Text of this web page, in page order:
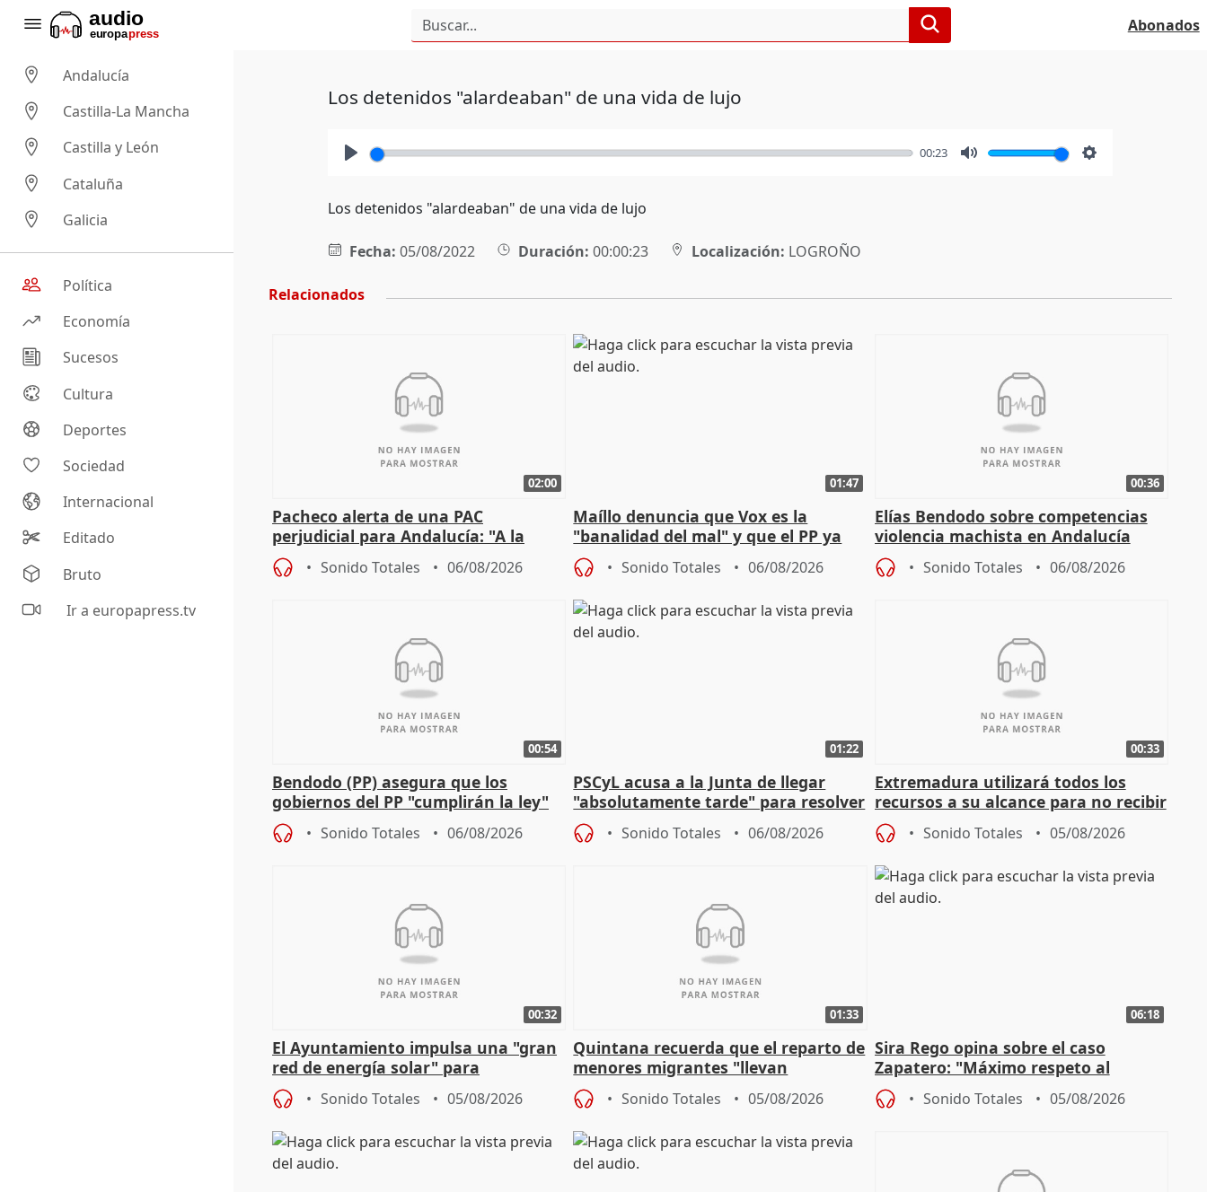
Abonados
Andalucía
Castilla-La Mancha
Castilla y León
Cataluña
Galicia
Política
Economía
Sucesos
Cultura
Deportes
Sociedad
Internacional
Editado
Bruto
Ir a europapress.tv
Los detenidos "alardeaban" de una vida de lujo
00:23
Los detenidos "alardeaban" de una vida de lujo
Fecha: 05/08/2022 Duración: 00:00:23 Localización: LOGROÑO
Relacionados
02:00
Pacheco alerta de una PAC
perjudicial para Andalucía: "A la
agricultura hay que protegerla"
Sonido Totales 06/08/2026
01:47
Maíllo denuncia que Vox es la
"banalidad del mal" y que el PP ya
asume todas sus tesis
Sonido Totales 06/08/2026
00:36
Elías Bendodo sobre competencias
violencia machista en Andalucía
Sonido Totales 06/08/2026
00:54
Bendodo (PP) asegura que los
gobiernos del PP "cumplirán la ley"
sobre los menores migrantes
Sonido Totales 06/08/2026
01:22
PSCyL acusa a la Junta de llegar
"absolutamente tarde" para resolver
problemas como Newcastle
Sonido Totales 06/08/2026
00:33
Extremadura utilizará todos los
recursos a su alcance para no recibir
más menores migrantes
Sonido Totales 05/08/2026
00:32
El Ayuntamiento impulsa una "gran
red de energía solar" para
autoconsumo
Sonido Totales 05/08/2026
01:33
Quintana recuerda que el reparto de
menores migrantes "llevan
aportación del Gobierno" central
Sonido Totales 05/08/2026
06:18
Sira Rego opina sobre el caso
Zapatero: "Máximo respeto al
proceso judicial"
Sonido Totales 05/08/2026